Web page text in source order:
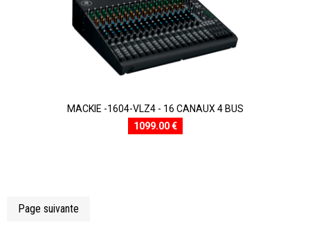
MACKIE -1604-VLZ4 - 16 CANAUX 4 BUS
1099.00 €
Page suivante